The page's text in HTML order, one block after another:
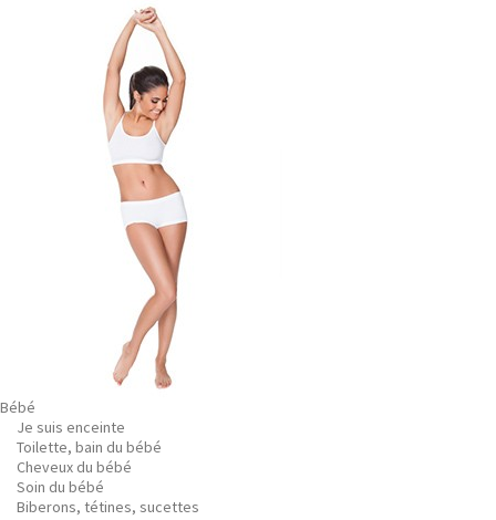
Bébé
Je suis enceinte
Toilette, bain du bébé
Cheveux du bébé
Soin du bébé
Biberons, tétines, sucettes